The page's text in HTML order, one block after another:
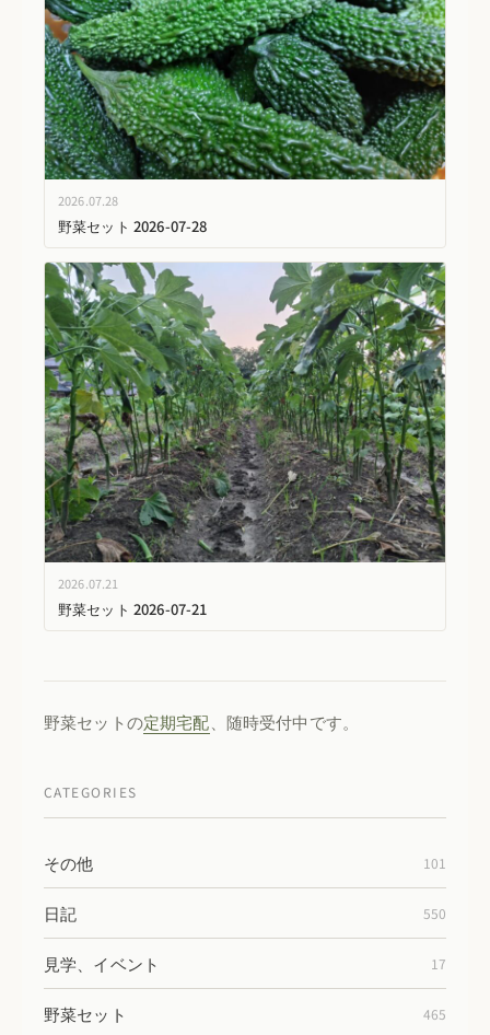
2026.07.28
野菜セット 2026-07-28
2026.07.21
野菜セット 2026-07-21
野菜セットの定期宅配 、随時受付中です。
CATEGORIES
その他 101
日記 550
見学、イベント 17
野菜セット 465